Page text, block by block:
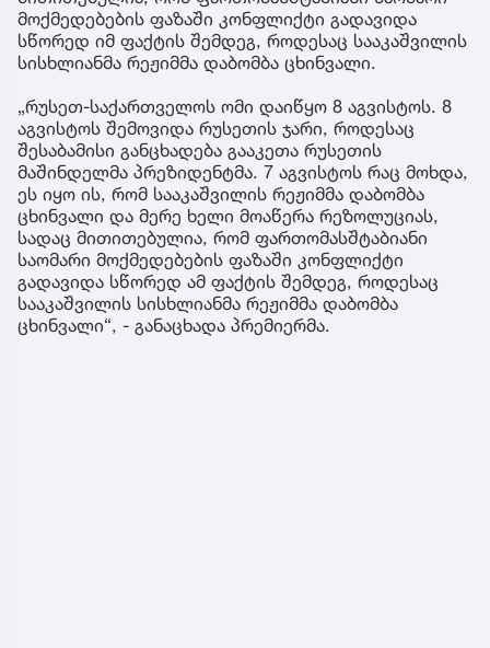
მოქმედებების ფაზაში კონფლიქტი გადავიდა
სწორედ იმ ფაქტის შემდეგ, როდესაც სააკაშვილის
სისხლიანმა რეჟიმმა დაბომბა ცხინვალი.
„რუსეთ-საქართველოს ომი დაიწყო 8 აგვისტოს. 8
აგვისტოს შემოვიდა რუსეთის ჯარი, როდესაც
შესაბამისი განცხადება გააკეთა რუსეთის
მაშინდელმა პრეზიდენტმა. 7 აგვისტოს რაც მოხდა,
ეს იყო ის, რომ სააკაშვილის რეჟიმმა დაბომბა
ცხინვალი და მერე ხელი მოაწერა რეზოლუციას,
სადაც მითითებულია, რომ ფართომასშტაბიანი
საომარი მოქმედებების ფაზაში კონფლიქტი
გადავიდა სწორედ ამ ფაქტის შემდეგ, როდესაც
სააკაშვილის სისხლიანმა რეჟიმმა დაბომბა
ცხინვალი“, - განაცხადა პრემიერმა.